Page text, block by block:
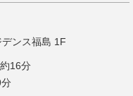
ンス福島 1F
16分